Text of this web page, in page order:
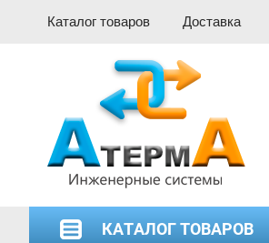
Каталог товаров Доставка
КАТАЛОГ ТОВАРОВ